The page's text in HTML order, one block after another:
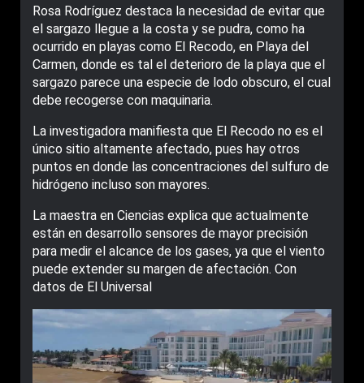
Rosa Rodríguez destaca la necesidad de evitar que
el sargazo llegue a la costa y se pudra, como ha
ocurrido en playas como El Recodo, en Playa del
Carmen, donde es tal el deterioro de la playa que el
sargazo parece una especie de lodo obscuro, el cual
debe recogerse con maquinaria.
La investigadora manifiesta que El Recodo no es el
único sitio altamente afectado, pues hay otros
puntos en donde las concentraciones del sulfuro de
hidrógeno incluso son mayores.
La maestra en Ciencias explica que actualmente
están en desarrollo sensores de mayor precisión
para medir el alcance de los gases, ya que el viento
puede extender su margen de afectación. Con
datos de El Universal